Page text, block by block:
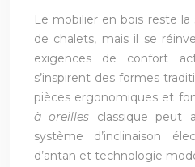
Le mobilier en bois reste
de chalets, mais il se
exigences de confort
s’inspirent des formes
pièces ergonomiques et
à oreilles classique peut
système d’inclinaison
d’antan et technologie